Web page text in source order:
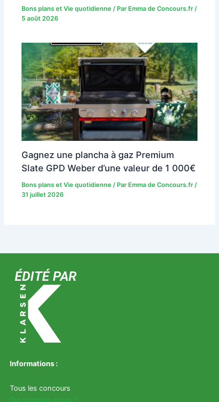
Bons plans et Vie quotidienne / Par Emma de Concours.fr /
5 août 2026
Gagnez une plancha à gaz Premium
Slate GPD Weber d’une valeur de 1 000€
Bons plans et Vie quotidienne / Par Emma de Concours.fr /
31 juillet 2026
ÉDITÉ PAR
Informations :
Tous les concours
Qui sommes-nous ?